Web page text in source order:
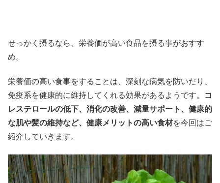
せっかく摂るなら、栄養価が高い食品を摂る事がおすす
め。
栄養価の高い食事をすることは、深刻な病気を防いだり、
免疫系を健康的に維持してくれる効果があるようです。
コ
レステロールの低下、消化の改善、減量サポート、健康的
な肌や髪の維持など、健康メリットの高い食材を今回はご
紹介していきます。